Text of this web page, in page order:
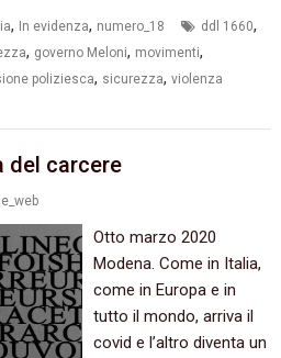
, In evidenza, numero_18 ddl 1660,
, governo Meloni, movimenti,
poliziesca, sicurezza,violenza
del carcere
Otto marzo 2020
Modena. Come in Italia,
come in Europa e in
tutto il mondo, arriva il
covid e l’altro diventa un